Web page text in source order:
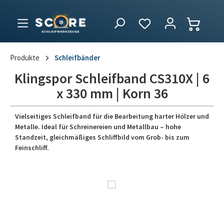
Produkte Schleifbänder
Klingspor Schleifband CS310X | 6
x 330 mm | Korn 36
Vielseitiges Schleifband für die Bearbeitung harter Hölzer und
Metalle. Ideal für Schreinereien und Metallbau – hohe
Standzeit, gleichmäßiges Schliffbild vom Grob- bis zum
Feinschliff.